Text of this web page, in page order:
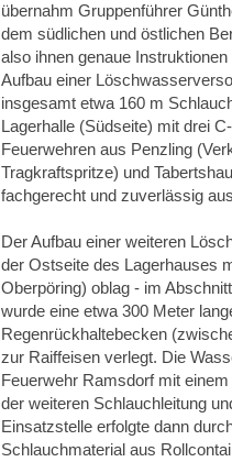
übernahm Gruppenführer
dem südlichen und östlichen
also ihnen genaue
Aufbau einer
insgesamt etwa 160 m
Lagerhalle (Südseite) mit drei
Feuerwehren aus Penzling
Tragkraftspritze) und
fachgerecht und zuverlässig
Der Aufbau einer weiteren
der Ostseite des Lagerhauses
Oberpöring) oblag - im
wurde eine etwa 300 Meter
Regenrückhaltebecken
zur Raiffeisen verlegt. Die
Feuerwehr Ramsdorf mit
der weiteren Schlauchleitung
Einsatzstelle erfolgte dann
Schlauchmaterial aus